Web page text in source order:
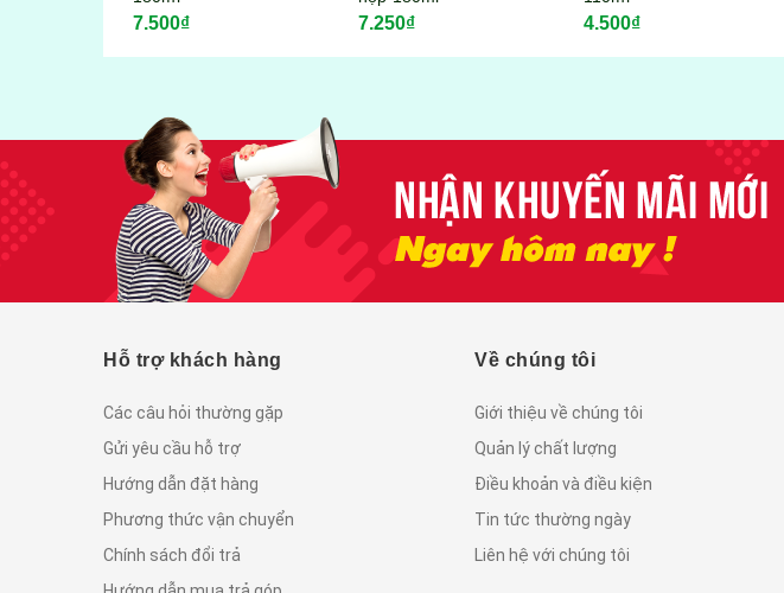
7.250₫ 4.500₫ 4.500₫
Hỗ trợ khách hàng
Các câu hỏi thường gặp
Gửi yêu cầu hỗ trợ
Hướng dẫn đặt hàng
Phương thức vận chuyển
Chính sách đổi trả
Về chúng tôi
Giới thiệu về chúng tôi
Quản lý chất lượng
Điều khoản và điều kiện
Tin tức thường ngày
Liên hệ với chúng tôi